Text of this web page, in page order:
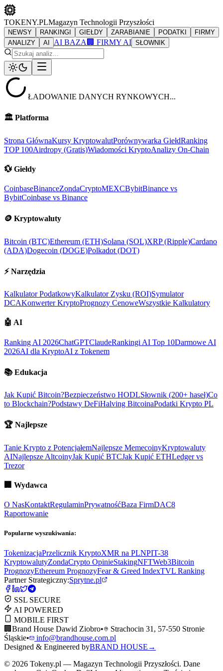
TOKENY.PLMagazyn Technologii Przyszłości
NEWSY RANKINGI GIEŁDY ZARABIANIE PODATKI
FIRMY
ANALIZY
AI AI BAZA 🏢 FIRMY AI SŁOWNIK
ŁADOWANIE DANYCH RYNKOWYCH...
🏛️ Platforma
Strona GłównaKursy KryptowalutPorównywarka GiełdRanking
TOP 100Airdropy (Gratis)Wiadomości KryptoAnalizy On-Chain
💱 Giełdy
CoinbaseBinanceZondaCryptoMEXCBybitBinance vs
BybitCoinbase vs Binance
🪙 Kryptowaluty
Bitcoin (BTC)Ethereum (ETH)Solana (SOL)XRP (Ripple)Cardano
(ADA)Dogecoin (DOGE)Polkadot (DOT)
⚡ Narzędzia
Kalkulator PodatkowyKalkulator Zysku (ROI)Symulator
DCAKonwerter KryptoPrognozy CenoweWszystkie Kalkulatory
🤖 AI
Ranking AI 2026ChatGPTClaudeRankingi AI Top 10Darmowe AI
2026AI dla KryptoAI z Tokenem
📚 Edukacja
Jak Kupić Bitcoin?Bezpieczeństwo HODLSłownik (200+ haseł)Co
to Blockchain?Podstawy DeFiHalving BitcoinaPodatki Krypto PL
🏆 Najlepsze
Tanie Krypto z PotencjałemNajlepsze MemecoinyKryptowaluty
AINajlepsze AltcoinyJak Kupić BTCJak Kupić ETHLedger vs
Trezor
🏢 Wydawca
O NasKontaktRegulaminPrywatnośćBaza FirmDAC8
Raportowanie
Popularne wyszukiwania:
TokenizacjaPrzelicznik KryptoXMR na PLNPIT-38
KryptowalutyZondaCrypto OpinieStakingNFTWeb3Bitcoin
PrognozyEthereum PrognozyFear & Greed IndexTVL Ranking
Partner Strategiczny:Sprytne.pl
SSL SECURE
AI POWERED
MOBILE FIRST
🏢 Brand House Dawid Ziobro•
Strachocin 31, 57-550 Stronie
Śląskie•
info@brandhouse.com.pl
Designed & Engineered byBRAND HOUSE →
© 2026 Tokeny.pl — Magazyn Technologii Przyszłości. Dane